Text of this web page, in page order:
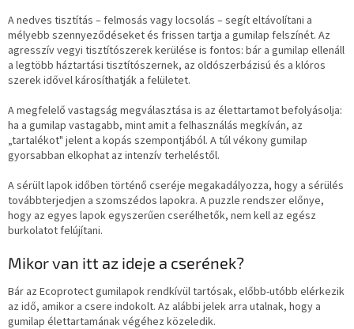
A nedves tisztítás – felmosás vagy locsolás – segít eltávolítani a
mélyebb szennyeződéseket és frissen tartja a gumilap felszínét. Az
agresszív vegyi tisztítószerek kerülése is fontos: bár a gumilap ellenáll
a legtöbb háztartási tisztítószernek, az oldószerbázisú és a klóros
szerek idővel károsíthatják a felületet.
A megfelelő vastagság megválasztása is az élettartamot befolyásolja:
ha a gumilap vastagabb, mint amit a felhasználás megkíván, az
„tartalékot" jelent a kopás szempontjából. A túl vékony gumilap
gyorsabban elkophat az intenzív terheléstől.
A sérült lapok időben történő cseréje megakadályozza, hogy a sérülés
továbbterjedjen a szomszédos lapokra. A puzzle rendszer előnye,
hogy az egyes lapok egyszerűen cserélhetők, nem kell az egész
burkolatot felújítani.
Mikor van itt az ideje a cserének?
Bár az Ecoprotect gumilapok rendkívül tartósak, előbb-utóbb elérkezik
az idő, amikor a csere indokolt. Az alábbi jelek arra utalnak, hogy a
gumilap élettartamának végéhez közeledik.